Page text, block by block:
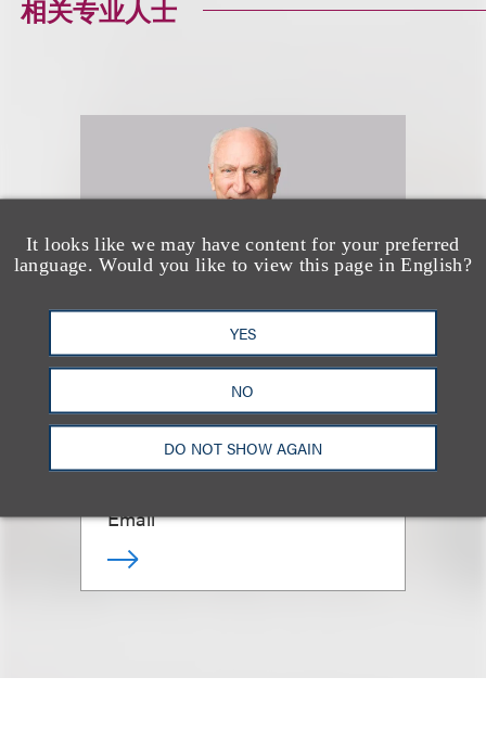
It looks like we may have content for your preferred
language. Would you like to view this page in English?
YES
NO
DO NOT SHOW AGAIN
相关专业人士
Marcus S. Owens
合伙人
Email